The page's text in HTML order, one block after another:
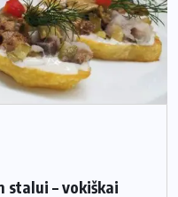
stalui – vokiškai